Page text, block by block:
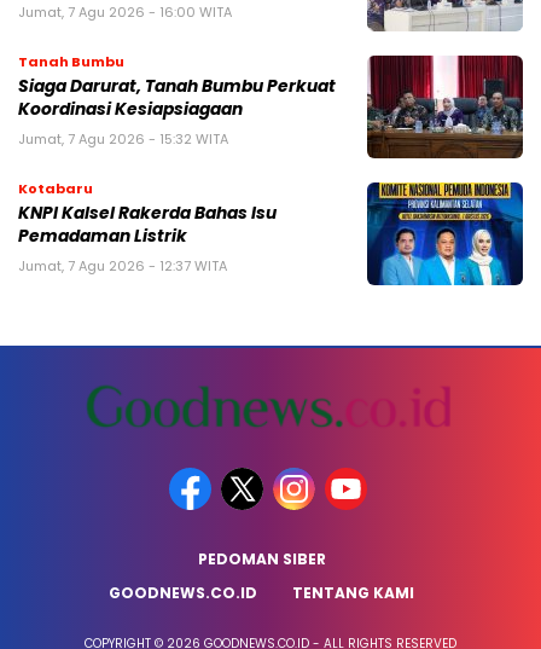
Jumat, 7 Agu 2026 - 16:00 WITA
Tanah Bumbu
Siaga Darurat, Tanah Bumbu Perkuat
Koordinasi Kesiapsiagaan
Jumat, 7 Agu 2026 - 15:32 WITA
Kotabaru
KNPI Kalsel Rakerda Bahas Isu
Pemadaman Listrik
Jumat, 7 Agu 2026 - 12:37 WITA
PEDOMAN SIBER
GOODNEWS.CO.ID
TENTANG KAMI
COPYRIGHT © 2026 GOODNEWS.CO.ID - ALL RIGHTS RESERVED